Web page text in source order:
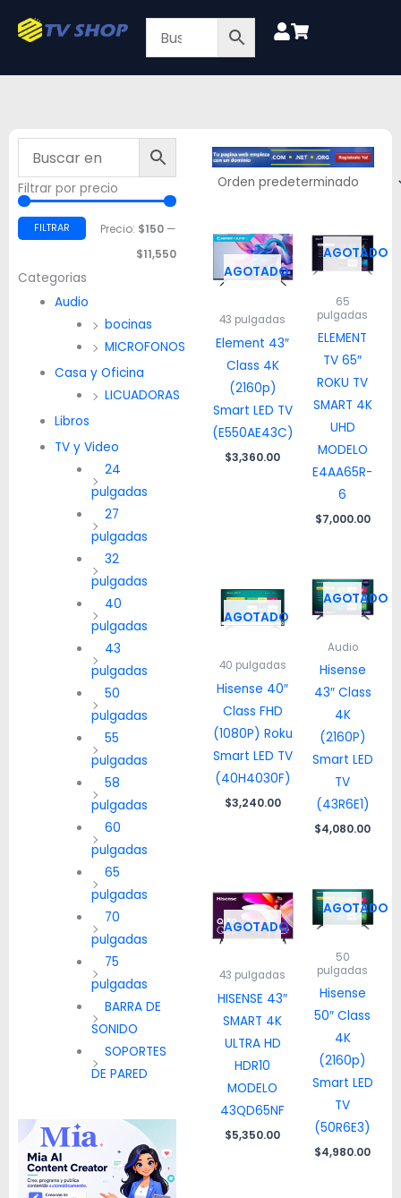
Filtrar por precio
FILTRAR Precio: $150—
$11,550
Categorias
Audio
bocinas
MICROFONOS
Casa y Oficina
LICUADORAS
Libros
TV y Video
24
pulgadas
27
pulgadas
32
pulgadas
40
pulgadas
43
pulgadas
50
pulgadas
55
pulgadas
58
pulgadas
60
pulgadas
65
pulgadas
70
pulgadas
75
pulgadas
BARRA DE
SONIDO
SOPORTES
DE PARED
AGOTADO
43 pulgadas
Element 43″
Class 4K
(2160p)
Smart LED TV
(E550AE43C)
$3,360.00
AGOTADO
65
pulgadas
ELEMENT
TV 65″
ROKU TV
SMART 4K
UHD
MODELO
E4AA65R-
6
$7,000.00
AGOTADO
40 pulgadas
Hisense 40″
Class FHD
(1080P) Roku
Smart LED TV
(40H4030F)
$3,240.00
AGOTADO
Audio
Hisense
43″ Class
4K
(2160P)
Smart LED
TV
(43R6E1)
$4,080.00
AGOTADO
43 pulgadas
HISENSE 43″
SMART 4K
ULTRA HD
HDR10
MODELO
43QD65NF
$5,350.00
AGOTADO
50
pulgadas
Hisense
50″ Class
4K
(2160p)
Smart LED
TV
(50R6E3)
$4,980.00